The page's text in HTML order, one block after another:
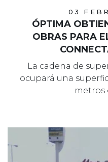
03
ÓPTIMA
OBRAS PARA
La cadena de
ocupará una
metros